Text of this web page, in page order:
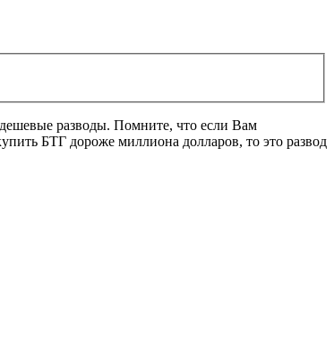
дешевые разводы. Помните, что если Вам
БТГ дороже миллиона долларов, то это развод